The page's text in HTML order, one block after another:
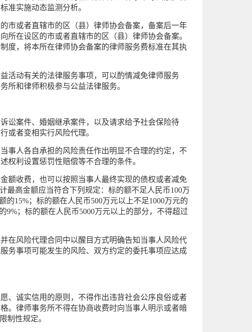
准实施动态监测分析。
市或者直辖市的区（县）律师协会备案，备案后一年
所在设区的市或者直辖市的区（县）律师协会备案。
度，将本所在律师协会备案的律师服务费标准在其执
活动有关的法律服务事项，可以酌情减免律师服务
所和律师积极参与公益法律服务。
讼案件、婚姻继承案件，以及请求给予社会保险待
或者变相实行风险代理。
事人各自承担的风险责任作出明显不合理的约定，不
权利设置惩罚性赔偿等不合理的条件。
额收费，也可以按照当事人最终实现的债权或者减免
最高金额应当符合下列规定：标的额不足人民币100万
15%；标的额在人民币500万元以上不足1000万元的
9%；标的额在人民币5000万元以上的部分，不得超过
在风险代理合同中以醒目方式明确告知当事人风险代
务事项可能发生的风险、双方约定的委托事项应达成
、诚实信用的原则，不得作出违背社会公序良俗或者
。律师事务所不得在协商收费时向当事人明示或者暗
制性规定。